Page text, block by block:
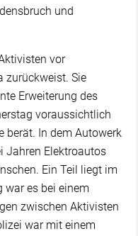
und
vor
zurückweist. Sie
Erweiterung des
voraussichtlich
berät. In dem Autowerk
Jahren Elektroautos
Ein Teil liegt im
war es bei einem
zwischen Aktivisten
war mit einem